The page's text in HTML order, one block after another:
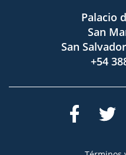
Palacio
San
San
+54